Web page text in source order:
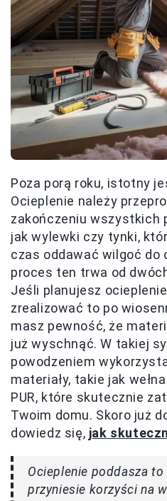
Poza porą roku, istotny
Ocieplenie należy
zakończeniu wszystkich
jak wylewki czy tynki,
czas oddawać wilgoć do
proces ten trwa od
Jeśli planujesz
zrealizować to po
masz pewność, że
już wyschnąć. W takiej
powodzeniem
materiały, takie jak
PUR, które skutecznie
Twoim domu. Skoro już
dowiedz się, jak
Ocieplenie poddasza
przyniesie korzyści na